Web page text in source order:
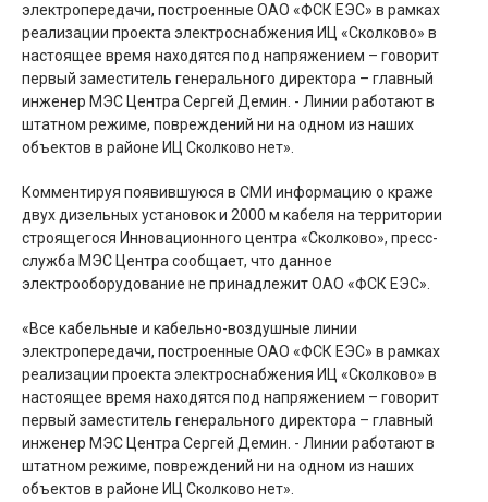
электропередачи, построенные ОАО «ФСК ЕЭС» в рамках
реализации проекта электроснабжения ИЦ «Сколково» в
настоящее время находятся под напряжением – говорит
первый заместитель генерального директора – главный
инженер МЭС Центра Сергей Демин. - Линии работают в
штатном режиме, повреждений ни на одном из наших
объектов в районе ИЦ Сколково нет».
Комментируя появившуюся в СМИ информацию о краже
двух дизельных установок и 2000 м кабеля на территории
строящегося Инновационного центра «Сколково», пресс-
служба МЭС Центра сообщает, что данное
электрооборудование не принадлежит ОАО «ФСК ЕЭС».
«Все кабельные и кабельно-воздушные линии
электропередачи, построенные ОАО «ФСК ЕЭС» в рамках
реализации проекта электроснабжения ИЦ «Сколково» в
настоящее время находятся под напряжением – говорит
первый заместитель генерального директора – главный
инженер МЭС Центра Сергей Демин. - Линии работают в
штатном режиме, повреждений ни на одном из наших
объектов в районе ИЦ Сколково нет».